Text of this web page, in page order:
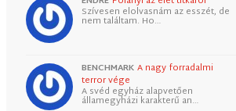
Szívesen elolvasnám az esszét, de
nem találtam. Ho…
BENCHMARK A nagy forradalmi
terror vége
A svéd egyház alapvetően
államegyházi karakterű an…